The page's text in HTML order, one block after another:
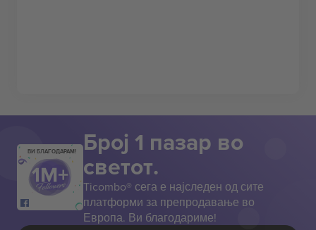
ВИ БЛАГОДАРАМ! Број 1 пазар во
светот.
Ticombo® сега е најследен од сите
платформи за препродавање во
Европа. Ви благодариме!